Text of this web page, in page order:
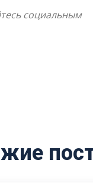
социальным